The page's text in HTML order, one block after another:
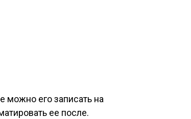
можно его записать на
ее после.